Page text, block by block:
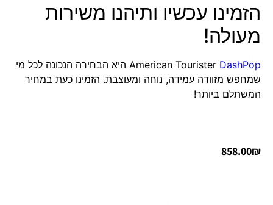
הזמינו עכשיו ותיהנו משירות
מעולה!
American Tourister DashPop
היא הבחירה הנכונה לכל מי
שמחפש מזוודה עמידה, נוחה ומעוצבת. הזמינו כעת במחיר
המשתלם ביותר!
858.00₪